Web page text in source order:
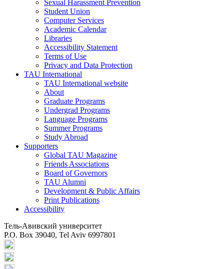
Sexual Harassment Prevention
Student Union
Computer Services
Academic Calendar
Libraries
Accessibility Statement
Terms of Use
Privacy and Data Protection
TAU International
TAU International website
About
Graduate Programs
Undergrad Programs
Language Programs
Summer Programs
Study Abroad
Supporters
Global TAU Magazine
Friends Associations
Board of Governors
TAU Alumni
Development & Public Affairs
Print Publications
Accessibility
Тель-Авивский университет
P.O. Box 39040, Tel Aviv 6997801